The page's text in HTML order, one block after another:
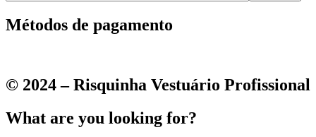
Métodos de pagamento
© 2024 – Risquinha Vestuário Profissional
What are you looking for?